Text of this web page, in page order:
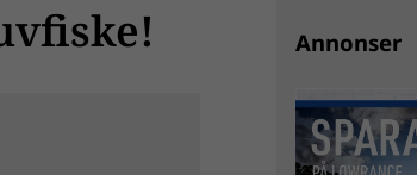
Annonser